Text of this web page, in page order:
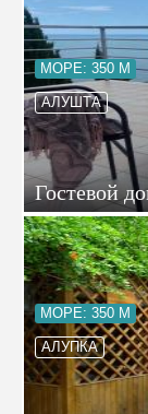
МОРЕ: 350 М
АЛУШТА
Гостевой
МОРЕ: 350 М
АЛУПКА